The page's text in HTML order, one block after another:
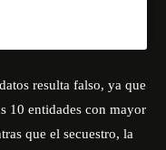
resulta falso, ya que
10 entidades con mayor
que el secuestro, la